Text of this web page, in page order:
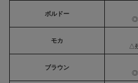
ボルドー
◎
モカ
△
ブラウン
◎